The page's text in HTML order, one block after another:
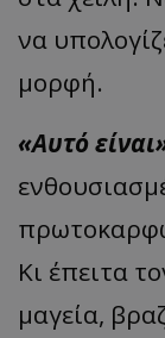
να
μορφή.
«Αυτό
Κι έπειτα
μαγεία,